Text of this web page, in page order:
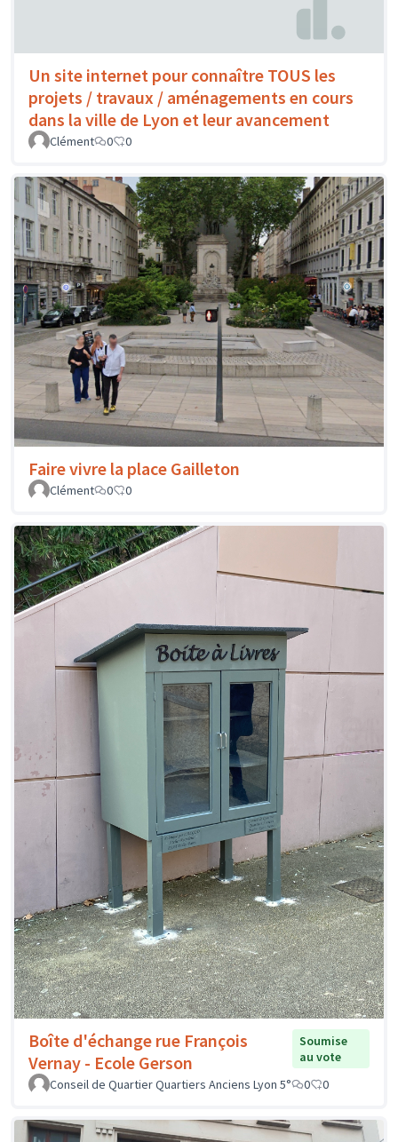
Un site internet pour connaître TOUS les
projets / travaux / aménagements en cours
dans la ville de Lyon et leur avancement
Clément 0 0
Faire vivre la place Gailleton
Clément 0 0
Boîte d'échange rue François
Vernay - Ecole Gerson
Soumise
au vote
Conseil de Quartier Quartiers Anciens Lyon 5°
0 0